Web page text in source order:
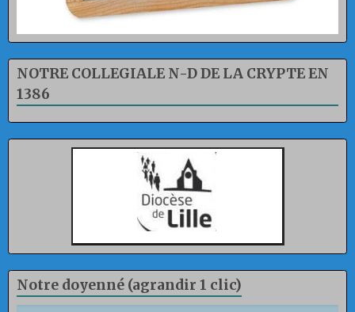
NOTRE COLLEGIALE N-D DE LA CRYPTE EN
1386
Notre doyenné (agrandir 1 clic)